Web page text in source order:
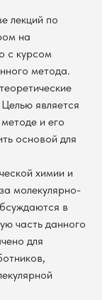
лекций по
на
с курсом
метода.
является
и его
основой для
химии и
молекулярно-
в
часть данного
для